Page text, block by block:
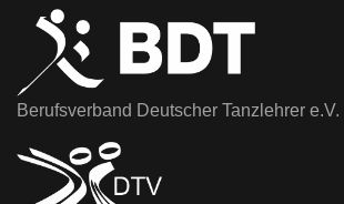
Berufsverband Deutscher Tanzlehrer e.V.